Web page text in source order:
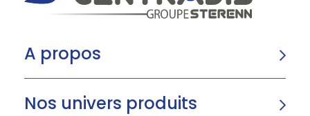
A propos
Nos univers produits